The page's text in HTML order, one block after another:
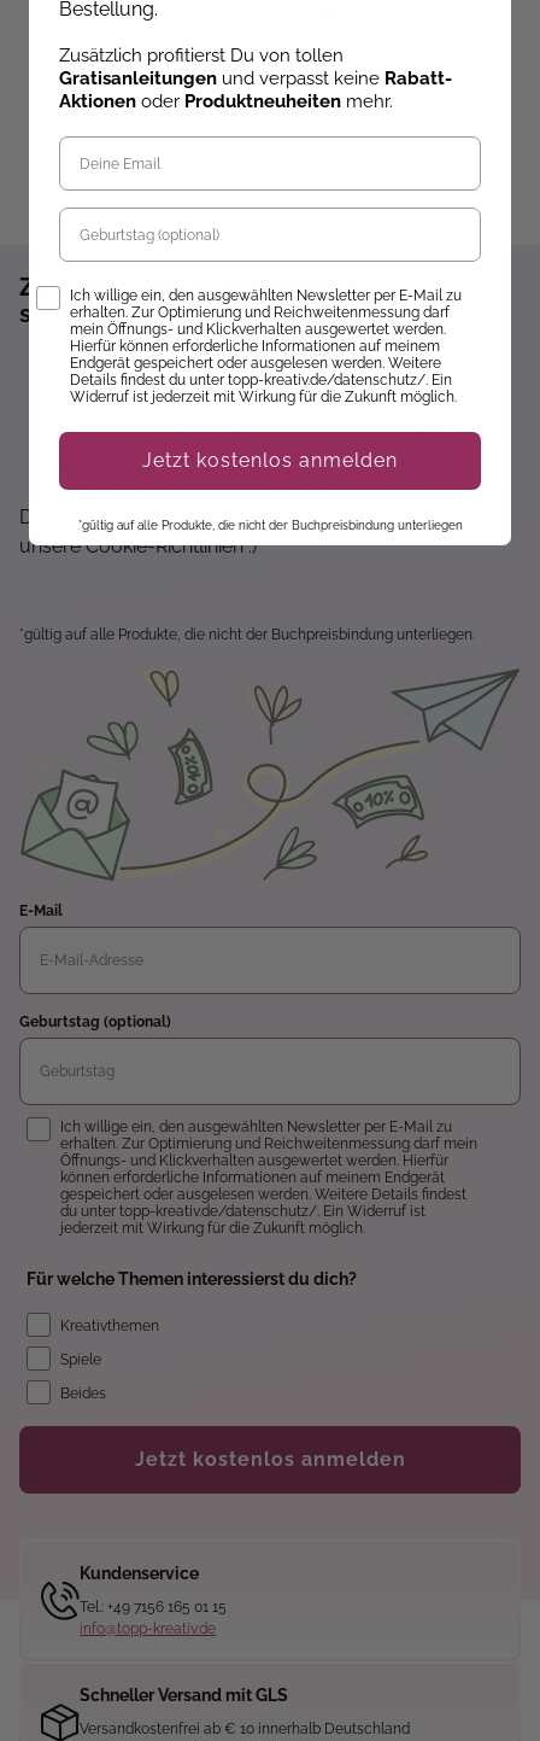
39,95 €
Zum Newsletter anmelden und 10%
sparen!*
Sofort 10% Rabatt auf die nächste Bestellung
Exklusive Angebote erhalten
Keine Rabatt-Aktion mehr verpassen
Über Neuheiten informiert werden
Dir wird hier nichts angezeigt? Dann akzeptiere bitte
unsere Cookie-Richtlinien :)
*gültig auf alle Produkte, die nicht der Buchpreisbindung unterliegen.
E-Mail
Geburtstag (optional)
Einwilligung
Ich willige ein, den ausgewählten Newsletter per E-Mail zu
erhalten. Zur Optimierung und Reichweitenmessung darf mein
Öffnungs- und Klickverhalten ausgewertet werden. Hierfür
können erforderliche Informationen auf meinem Endgerät
gespeichert oder ausgelesen werden. Weitere Details findest
du unter topp-kreativ.de/datenschutz/. Ein Widerruf ist
jederzeit mit Wirkung für die Zukunft möglich.
Für welche Themen interessierst du dich?
Kreativthemen
Spiele
Beides
Jetzt kostenlos anmelden
Kundenservice
Tel.: +49 7156 165 01 15
info@topp-kreativ.de
Schneller Versand mit GLS
Versandkostenfrei ab € 10 innerhalb Deutschland
Bestellung.
Zusätzlich profitierst Du von tollen
Gratisanleitungen und verpasst keine Rabatt-
Aktionen oder Produktneuheiten mehr.
Geburtstag
Opt-InIch willige ein, den ausgewählten Newsletter per E-Mail zu
erhalten. Zur Optimierung und Reichweitenmessung darf
mein Öffnungs- und Klickverhalten ausgewertet werden.
Hierfür können erforderliche Informationen auf meinem
Endgerät gespeichert oder ausgelesen werden. Weitere
Details findest du unter topp-kreativ.de/datenschutz/. Ein
Widerruf ist jederzeit mit Wirkung für die Zukunft möglich.
Jetzt kostenlos anmelden
*gültig auf alle Produkte, die nicht der Buchpreisbindung unterliegen